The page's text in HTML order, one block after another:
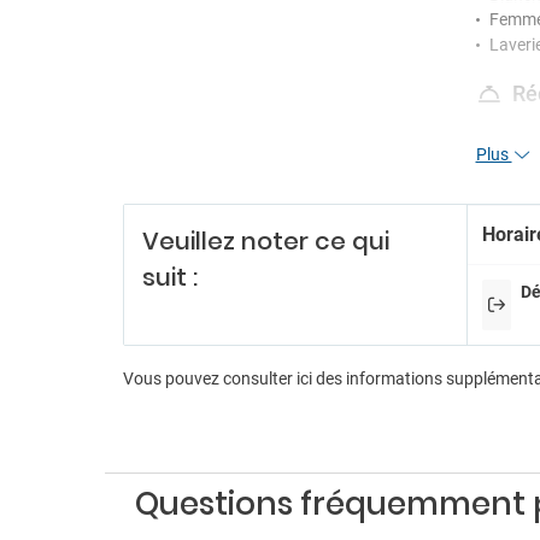
Plus
Veuillez noter ce qui
suit :
Vous pouvez consulter ici des informations
Questions fréquemment